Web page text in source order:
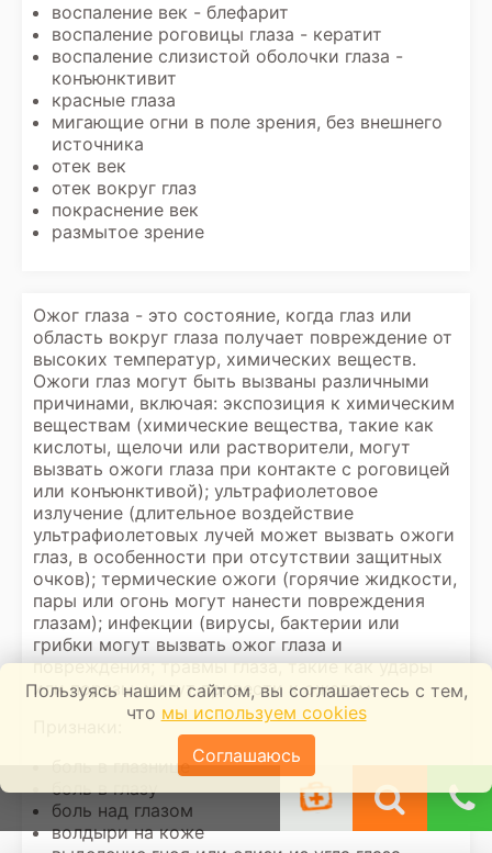
воспаление век - блефарит
воспаление роговицы глаза - кератит
воспаление слизистой оболочки глаза -
конъюнктивит
красные глаза
мигающие огни в поле зрения, без внешнего
источника
отек век
отек вокруг глаз
покраснение век
размытое зрение
Ожог глаза - это состояние, когда глаз или
область вокруг глаза получает повреждение от
высоких температур, химических веществ.
Ожоги глаз могут быть вызваны различными
причинами, включая: экспозиция к химическим
веществам (химические вещества, такие как
кислоты, щелочи или растворители, могут
вызвать ожоги глаза при контакте с роговицей
или конъюнктивой); ультрафиолетовое
излучение (длительное воздействие
ультрафиолетовых лучей может вызвать ожоги
глаз, в особенности при отсутствии защитных
очков); термические ожоги (горячие жидкости,
пары или огонь могут нанести повреждения
глазам); инфекции (вирусы, бактерии или
грибки могут вызвать ожог глаза и
повреждения; травмы глаза, такие как удары
или порезы, могут привести к ожогам.
боль в глазу
боль над глазом
волдыри на коже
Пользуясь нашим сайтом, вы соглашаетесь с тем,
что мы используем cookies
Соглашаюсь